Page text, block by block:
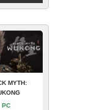
MYTH:
PC